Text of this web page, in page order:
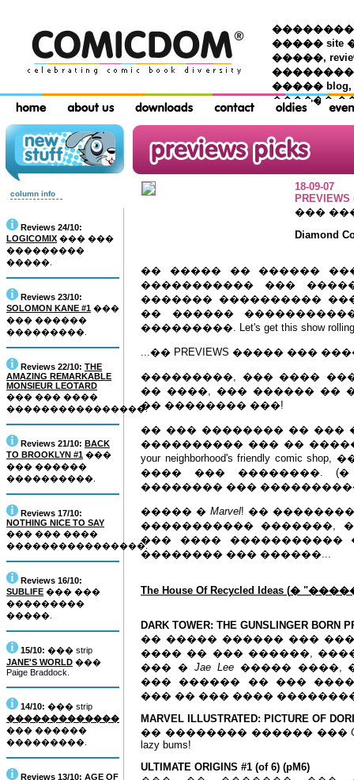
���������
����� site
�����,
����� blog,
������
column info
Reviews 24/10:
LOGICOMIX ��� ���
���������
�����.
Reviews 23/10:
SOLOMON KANE #1 ���
��� ������
���������.
Reviews 22/10: THE
AMAZING REMARKABLE
MONSIEUR LEOTARD
��� ��� ����
����������������.
Reviews 21/10: BACK
TO BROOKLYN #1 ���
��� ������
����������.
Reviews 17/10:
NOTHING NICE TO SAY
��� ��� ����
����������������.
Reviews 16/10:
SUBLIFE ��� ���
���������
�����.
15/10: ��� strip
JANE'S WORLD ���
Paige Braddock.
14/10: ��� strip
�������������
��� ������
���������.
Reviews 13/10: AGE OF
18-09-07
���
Diamond
�� ����� �� ������
����������� ���
������� ����������
�� ������
���������. Let's get this show
...�� PREVIEWS ����� ���
���������, ��� ����
�� ����, ��� ������ ��
�� �������� ���!
�� ��� �������� �� ���
���������� ��� ��
your neighborhood's friendly
���� ��� ��������.
�������� ���
����� � Marvel! ��
����������� �������,
��� ���� �����������
�������� ��� ������...
The House Of Recycled Ideas (�
DARK TOWER: THE GUNSLINGER BORN
�� ����� ������ ���
���� �� ��� ������,
��� � JaeLee ����� ����,
��� ������ �� ���
��� �� ��� ����
MARVEL ILLUSTRATED: PICTURE OF
�� �������� ������ ���
lazy bums!
ULTIMATE ORIGINS #1 (of 6) (pM6)